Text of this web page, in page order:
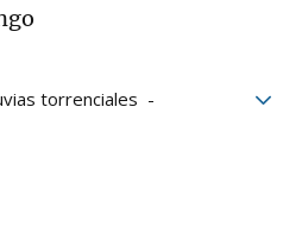
torrenciales